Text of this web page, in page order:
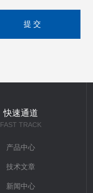
快速通道
FAST TRACK
产品中心
技术文章
新闻中心